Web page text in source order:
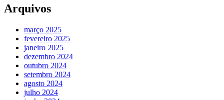
Arquivos
março 2025
fevereiro 2025
janeiro 2025
dezembro 2024
outubro 2024
setembro 2024
agosto 2024
julho 2024